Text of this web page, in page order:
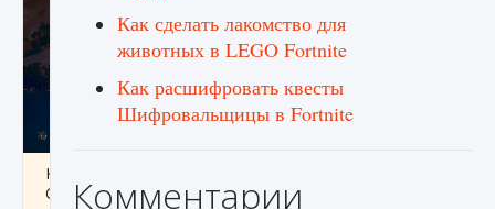
Как разблокировать заклинание Крист в
Creatures of Ava
Как сделать лакомство для
животных в LEGO Fortnite
Как расшифровать квесты
Шифровальщицы в Fortnite
Комментарии